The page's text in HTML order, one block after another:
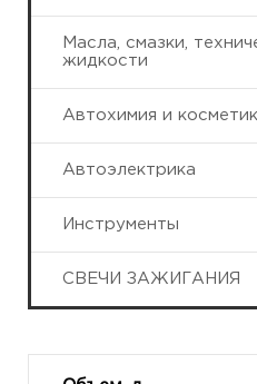
Масла, смазки,
жидкости
Автохимия и
Автоэлектрика
Инструменты
СВЕЧИ ЗАЖИГАНИЯ